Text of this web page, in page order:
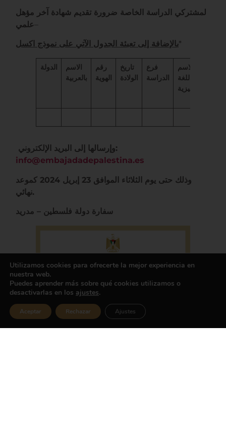
لمشتركي الدراسة الخاصة ضرورة تقديم شهادة آخر مؤهل
علمي–
بالإضافة إلى تعبئة الجدول الآتي على نموذج اكسل*
الدولة
الاسم
بالعربية
رقم
الهوية
تاريخ
الولادة
فرع
الدراسة
الاسم
باللغة
الانجليزية
وإرسالها إلى البريد الإلكتروني:
info@embajadadepalestina.es
وذلك حتى يوم الثلاثاء الموافق 23 إبريل 2024 كموعد
نهائي.
سفارة دولة فلسطين – مدريد
Utilizamos cookies para ofrecerte la mejor experiencia en
nuestra web.
Puedes aprender más sobre qué cookies utilizamos o
desactivarlas en los ajustes.
Aceptar Rechazar Ajustes